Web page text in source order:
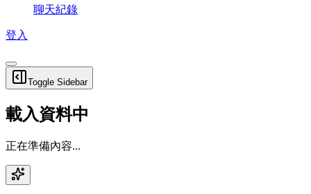
聊天紀錄
登入
Toggle Sidebar
載入資料中
正在準備內容...